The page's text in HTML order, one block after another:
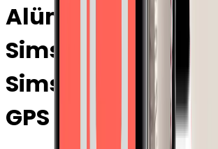
Alüminyum
Simsiyah Outlet ·
Simsiyah ·
GPS · 46mm ·